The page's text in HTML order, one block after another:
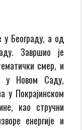
у Београду, а од
Завршио је
смер, и
у Новом Саду,
у Покрајинском
као стручни
енергије и